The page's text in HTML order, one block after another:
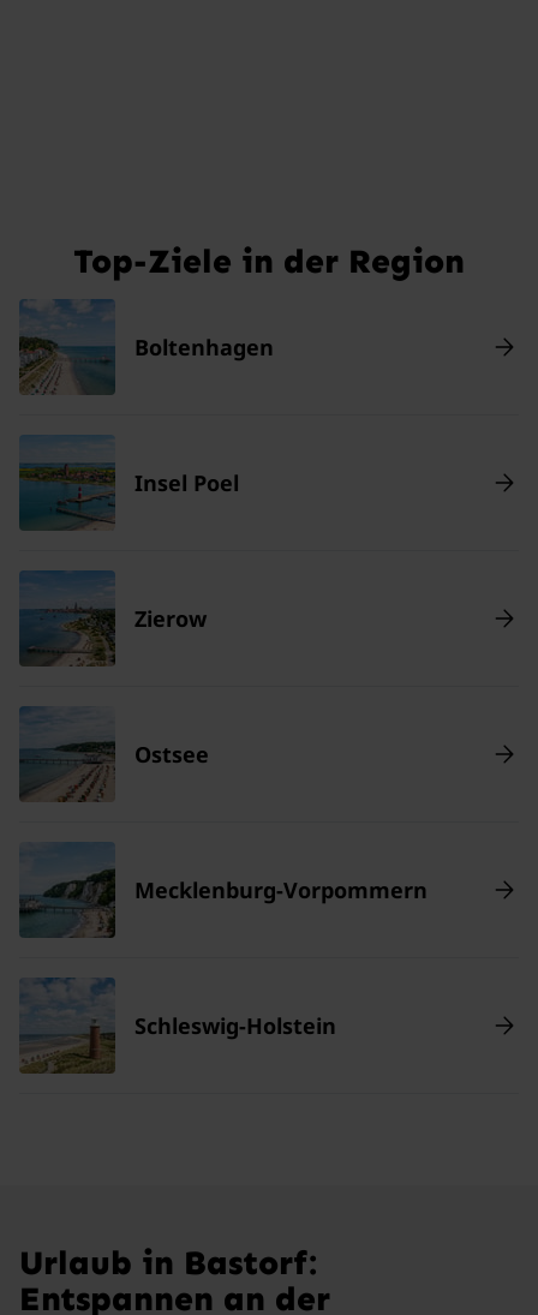
Top-Ziele in der Region
Boltenhagen
Insel Poel
Zierow
Ostsee
Mecklenburg-Vorpommern
Schleswig-Holstein
Urlaub in Bastorf:
Entspannen an der